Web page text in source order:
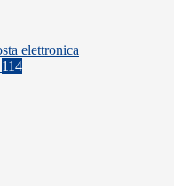
elettronica
114